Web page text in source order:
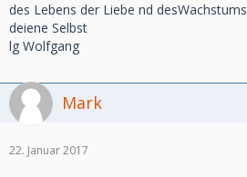
des Lebens der Liebe nd desWachstums
deiene Selbst
lg Wolfgang
Mark
22. Januar 2017